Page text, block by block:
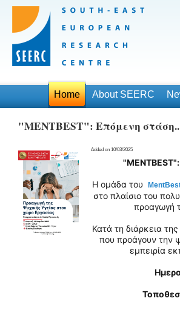
Home About SEERC
"MENTBEST": Επόμενη στάση...
Added on 10/03/2025
Η ομάδα του
στο πλαίσιο του
προαγωγή
Κατά τη διάρκεια
που προάγουν την
εμπειρία